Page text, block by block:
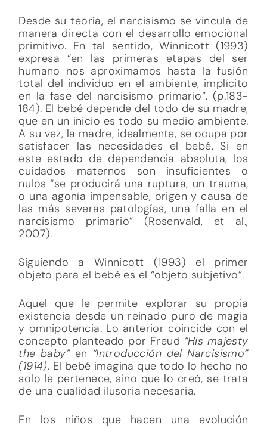
Desde su teoría, el narcisismo se vincula de
manera directa con el desarrollo emocional
primitivo. En tal sentido, Winnicott (1993)
expresa “en las primeras etapas del ser
humano nos aproximamos hasta la fusión
total del individuo en el ambiente, implícito
en la fase del narcisismo primario”. (p.183-
184). El bebé depende del todo de su madre,
que en un inicio es todo su medio ambiente.
A su vez, la madre, idealmente, se ocupa por
satisfacer las necesidades el bebé. Si en
este estado de dependencia absoluta, los
cuidados maternos son insuficientes o
nulos “se producirá una ruptura, un trauma,
o una agonía impensable, origen y causa de
las más severas patologías, una falla en el
narcisismo primario” (Rosenvald, et al.,
2007).
Siguiendo a Winnicott (1993) el primer
objeto para el bebé es el “objeto subjetivo”.
Aquel que le permite explorar su propia
existencia desde un reinado puro de magia
y omnipotencia. Lo anterior coincide con el
concepto planteado por Freud “His majesty
the baby” en “Introducción del Narcisismo”
(1914). El bebé imagina que todo lo hecho no
solo le pertenece, sino que lo creó, se trata
de una cualidad ilusoria necesaria.
En los niños que hacen una evolución